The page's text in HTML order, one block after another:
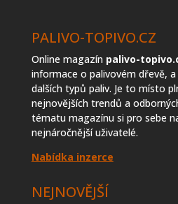
PALIVO-TOPIVO.CZ
Online magazín palivo-
informace o palivovém dřevě,
dalších typů paliv. Je to místo
nejnovějších trendů a
tématu magazínu si pro sebe
nejnáročnější uživatelé.
Nabídka inzerce
NEJNOVĚJŠÍ